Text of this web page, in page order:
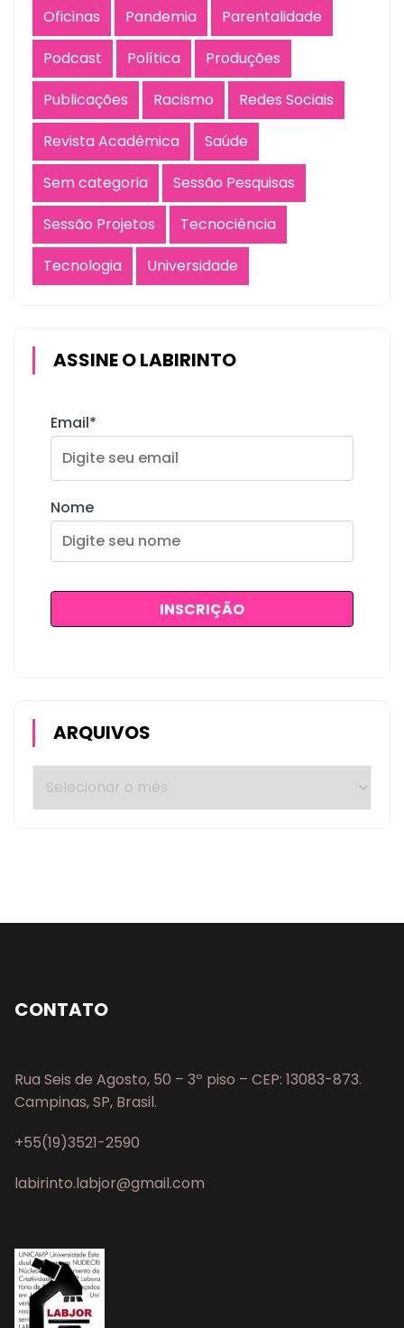
Oficinas
Pandemia
Parentalidade
Podcast
Política
Produções
Publicações
Racismo
Redes Sociais
Revista Acadêmica
Saúde
Sem categoria
Sessão Pesquisas
Sessão Projetos
Tecnociência
Tecnologia
Universidade
ASSINE O LABIRINTO
Email*
Nome
ARQUIVOS
CONTATO
Rua Seis de Agosto, 50 – 3º piso – CEP: 13083-873.
Campinas, SP, Brasil.
+55(19)3521-2590
labirinto.labjor@gmail.com